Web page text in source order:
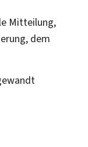
Mitteilung,
dem